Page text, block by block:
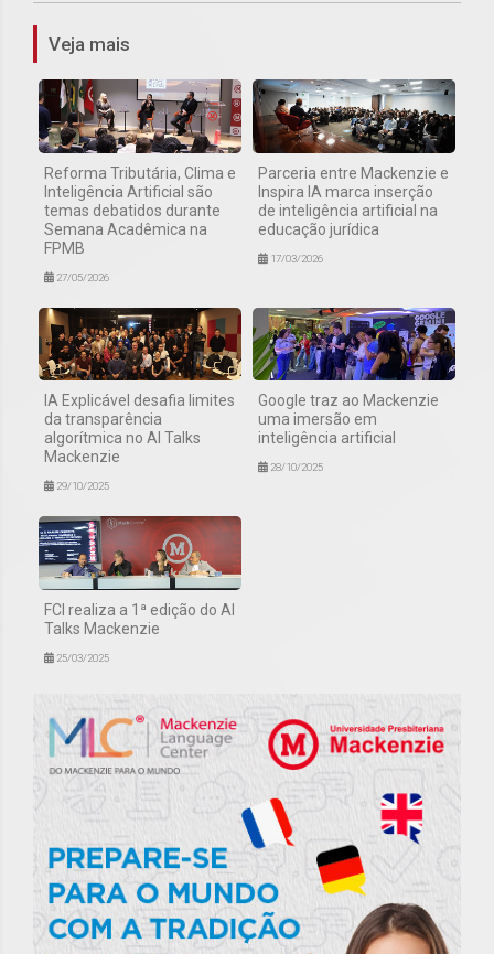
Veja mais
Reforma Tributária, Clima e
Inteligência Artificial são
temas debatidos durante
Semana Acadêmica na
FPMB
27/05/2026
Parceria entre Mackenzie e
Inspira IA marca inserção
de inteligência artificial na
educação jurídica
17/03/2026
IA Explicável desafia limites
da transparência
algorítmica no AI Talks
Mackenzie
29/10/2025
Google traz ao Mackenzie
uma imersão em
inteligência artificial
28/10/2025
FCI realiza a 1ª edição do AI
Talks Mackenzie
25/03/2025